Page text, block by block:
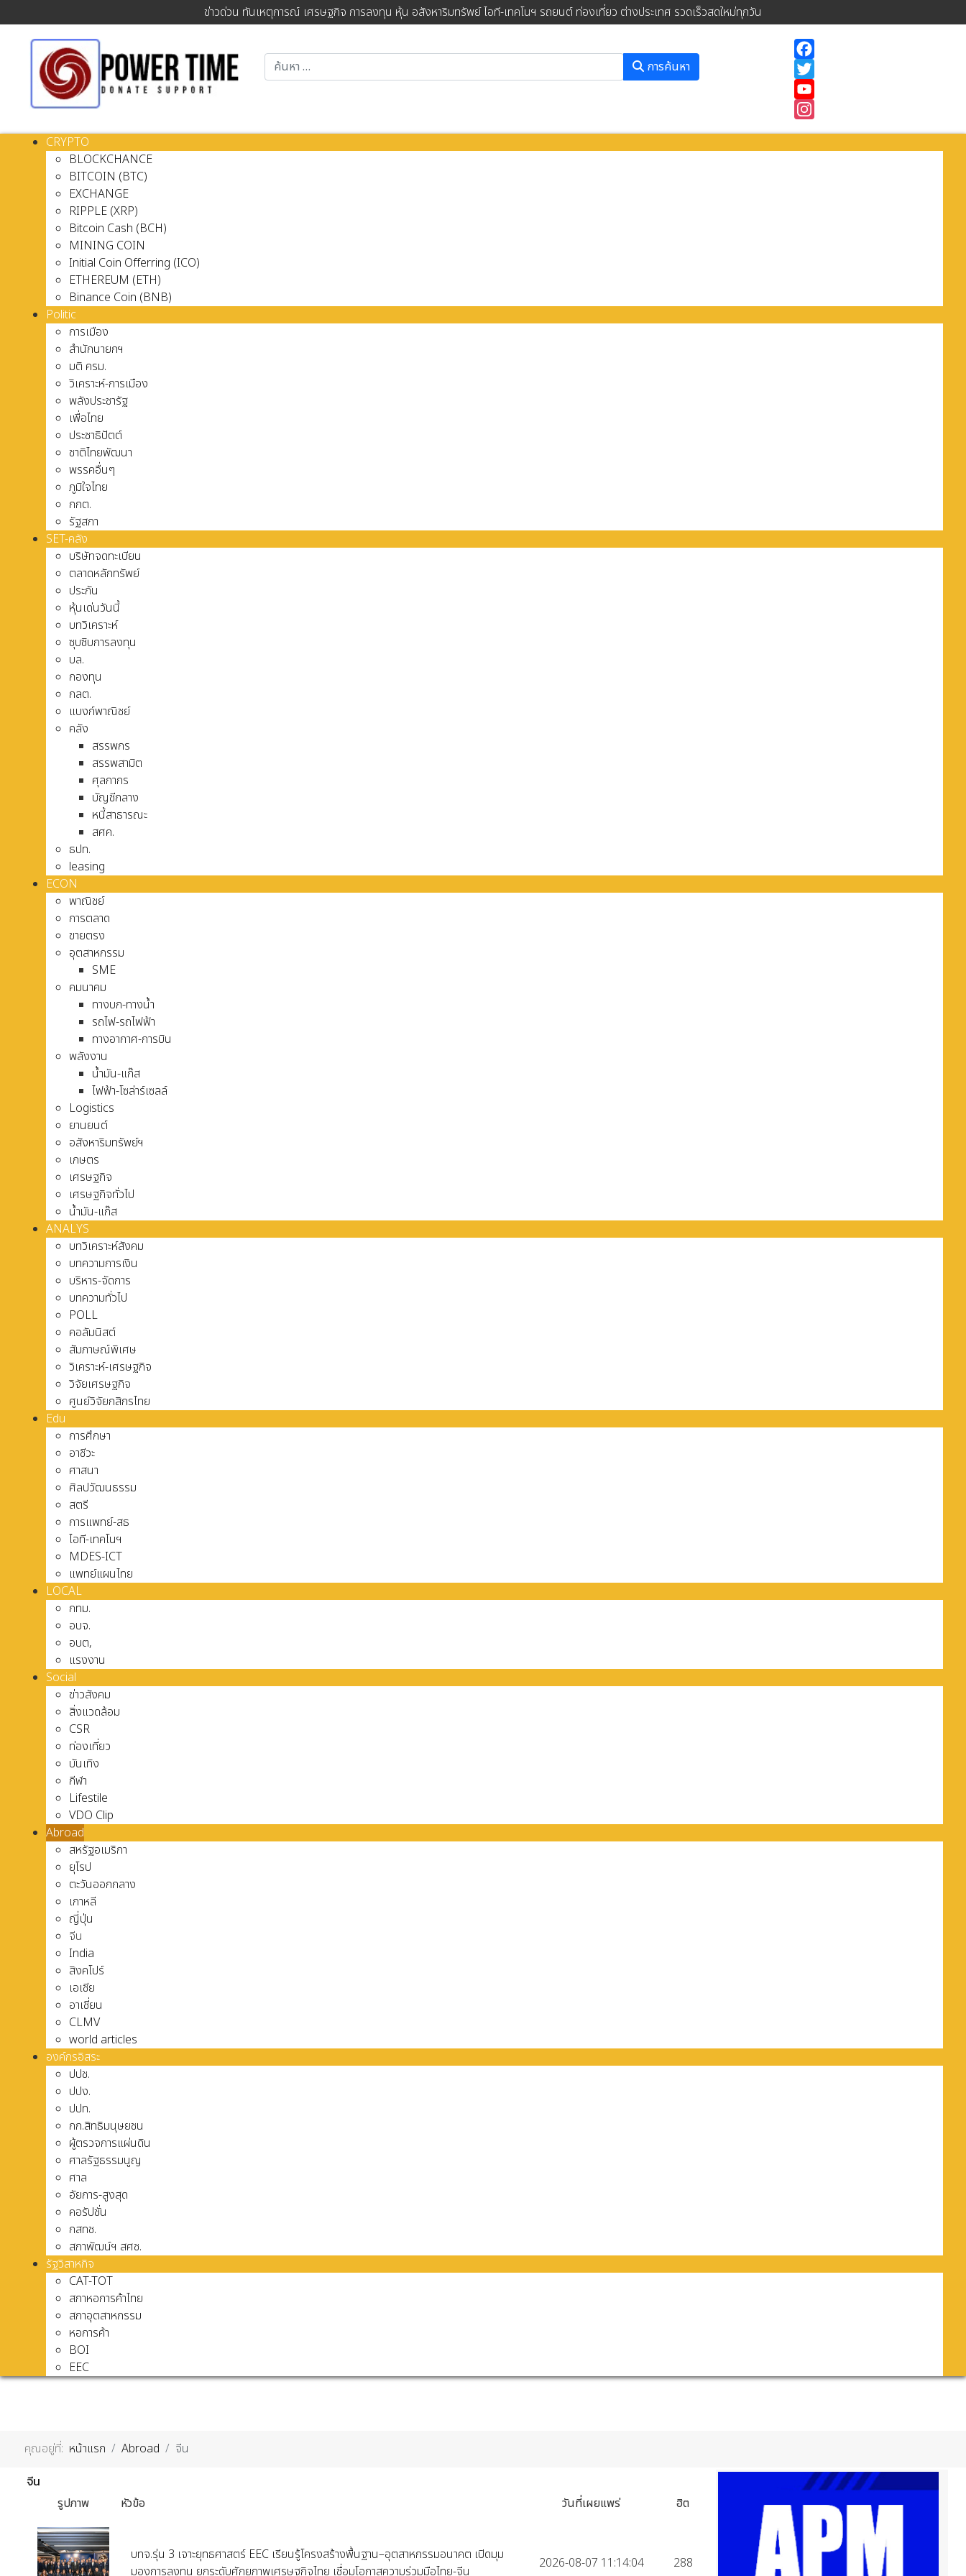
ข่าวด่วน ทันเหตุการณ์ เศรษฐกิจ การลงทุน หุ้น อสังหาริมทรัพย์ ไอที-เทคโนฯ รถยนต์ ท่องเที่ยว ต่างประเทศ รวดเร็วสดใหม่ทุกวัน
การค้นหา
Instagram
CRYPTO
BLOCKCHANCE
BITCOIN (BTC)
EXCHANGE
RIPPLE (XRP)
Bitcoin Cash (BCH)
MINING COIN
Initial Coin Offerring (ICO)
ETHEREUM (ETH)
Binance Coin (BNB)
Politic
การเมือง
สำนักนายกฯ
มติ ครม.
วิเคราะห์-การเมือง
พลังประชารัฐ
เพื่อไทย
ประชาธิปัตต์
ชาติไทยพัฒนา
พรรคอื่นๆ
ภูมิใจไทย
กกต.
รัฐสภา
SET-คลัง
บริษัทจดทะเบียน
ตลาดหลักทรัพย์
ประกัน
หุ้นเด่นวันนี้
บทวิเคราะห์
ซุบซิบการลงทุน
บล.
กองทุน
กลต.
แบงก์พาณิชย์
คลัง
สรรพกร
สรรพสามิต
ศุลกากร
บัญชีกลาง
หนี้สาธารณะ
สศค.
ธปท.
leasing
ECON
พาณิชย์
การตลาด
ขายตรง
อุตสาหกรรม
SME
คมนาคม
ทางบก-ทางน้ำ
รถไฟ-รถไฟฟ้า
ทางอากาศ-การบิน
พลังงาน
น้ำมัน-แก๊ส
ไฟฟ้า-โซล่าร์เซลล์
Logistics
ยานยนต์
อสังหาริมทรัพย์ฯ
เกษตร
เศรษฐกิจ
เศรษฐกิจทั่วไป
น้ำมัน-แก๊ส
ANALYS
บทวิเคราะห์สังคม
บทความการเงิน
บริหาร-จัดการ
บทความทั่วไป
POLL
คอลัมนิสต์
สัมภาษณ์พิเศษ
วิเคราะห์-เศรษฐกิจ
วิจัยเศรษฐกิจ
ศูนย์วิจัยกสิกรไทย
Edu
การศึกษา
อาชีวะ
ศาสนา
ศิลปวัฒนธรรม
สตรี
การแพทย์-สธ
ไอที-เทคโนฯ
MDES-ICT
แพทย์แผนไทย
LOCAL
กทม.
อบจ.
อบต,
แรงงาน
Social
ข่าวสังคม
สิ่งแวดล้อม
CSR
ท่องเที่ยว
บันเทิง
กีฬา
Lifestile
VDO Clip
Abroad
สหรัฐอเมริกา
ยุโรป
ตะวันออกกลาง
เกาหลี
ญี่ปุ่น
จีน
India
สิงคโปร์
เอเชีย
อาเชี่ยน
CLMV
world articles
องค์กรอิสระ
ปปช.
ปปง.
ปปท.
กก.สิทธิมนุษยชน
ผู้ตรวจการแผ่นดิน
ศาลรัฐธรรมนูญ
ศาล
อัยการ-สูงสุด
คอรัปชั่น
กสทช.
สภาพัฒน์ฯ สศช.
รัฐวิสาหกิจ
CAT-TOT
สภาหอการค้าไทย
สภาอุตสาหกรรม
หอการค้า
BOI
EEC
คุณอยู่ที่: หน้าแรก Abroad
จีน
จีน
รูปภาพ
หัวข้อ วันที่เผยแพร่ ฮิต
บทจ.รุ่น 3 เจาะยุทธศาสตร์ EEC เรียนรู้โครงสร้างพื้นฐาน–อุตสาหกรรมอนาคต เปิดมุม
มองการลงทุน ยกระดับศักยภาพเศรษฐกิจไทย เชื่อมโอกาสความร่วมมือไทย-จีน
2026-08-07 11:14:04 288